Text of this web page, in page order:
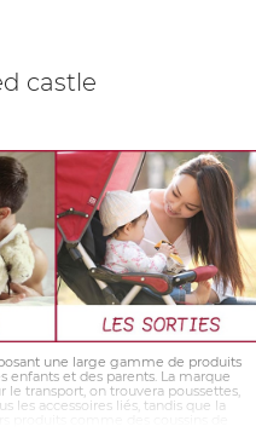
castle
une large gamme de produits
enfants et des parents. La marque
transport, on trouvera poussettes,
les accessoires liés, tandis que la